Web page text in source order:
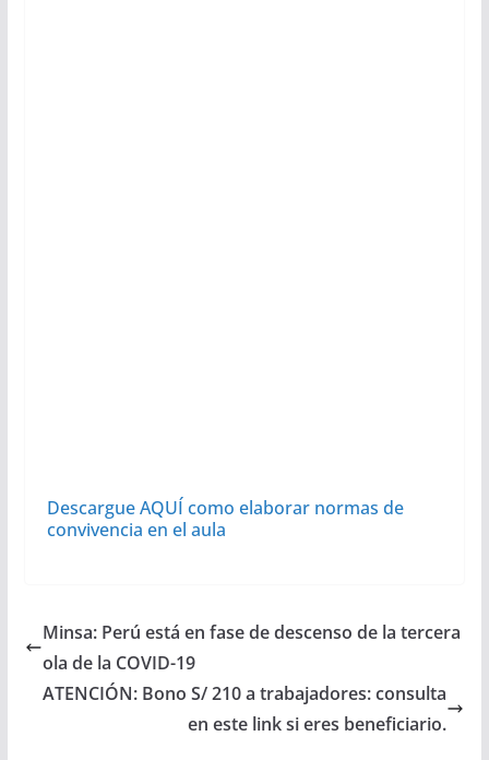
Descargue AQUÍ como elaborar normas de
convivencia en el aula
Minsa: Perú está en fase de descenso de la tercera
ola de la COVID-19
ATENCIÓN: Bono S/ 210 a trabajadores: consulta
en este link si eres beneficiario.